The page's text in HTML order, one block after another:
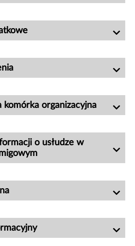
komórka organizacyjna
o usłudze w